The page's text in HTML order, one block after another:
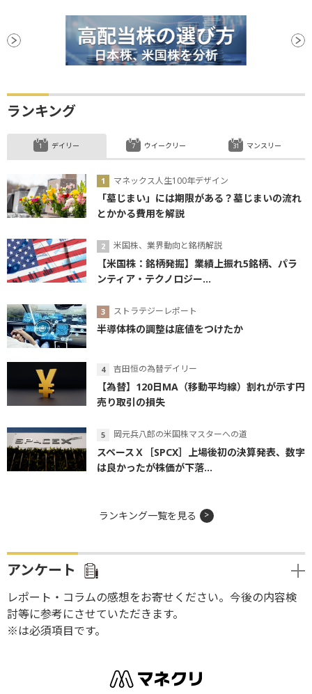
ランキング
デイリー
マネックス人生100年デザイン
「墓じまい」には期限がある？墓じまいの流れ
とかかる費用を解説
米国株、業界動向と銘柄解説
【米国株：銘柄発掘】業績上振れ5銘柄、パラ
ンティア・テクノロジー...
ストラテジーレポート
半導体株の調整は底値をつけたか
吉田恒の為替デイリー
【為替】120日MA（移動平均線）割れが示す円
売り取引の損失
岡元兵八郎の米国株マスターへの道
スペースＸ［SPCX］上場後初の決算発表、数字
は良かったが株価が下落...
ウイークリー マンスリー
ランキング一覧を見る
アンケート
レポート・コラムの感想をお寄せください。今後の内容検
討等に参考にさせていただきます。
※は必須項目です。